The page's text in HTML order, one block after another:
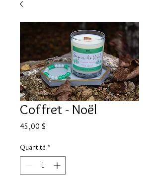
Coffret - Noël
45,00 $
Quantité *